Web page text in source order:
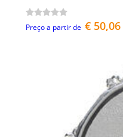
Preço a partir de € 50,06